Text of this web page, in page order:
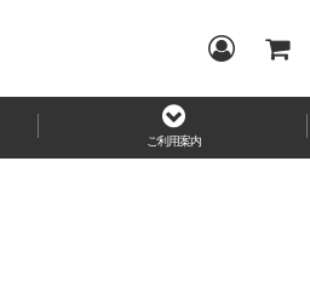
ご利用案内